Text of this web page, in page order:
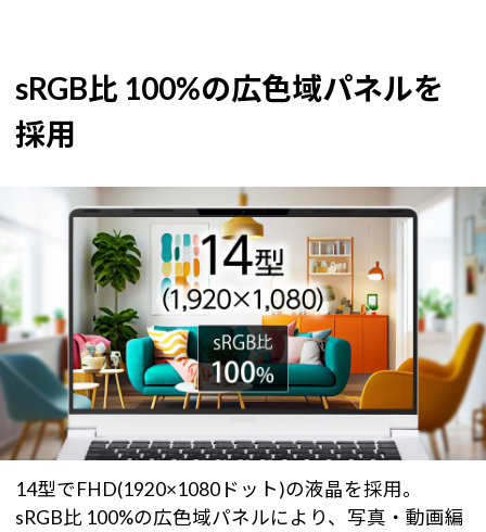
sRGB比 100%の広色域パネルを
採用
14型でFHD(1920×1080ドット)の液晶を採用。
sRGB比 100%の広色域パネルにより、写真・動画編